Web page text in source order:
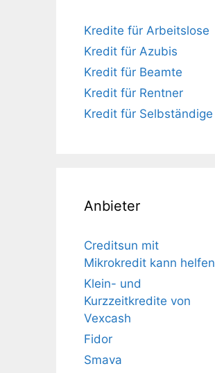
Kredite für Arbeitslose
Kredit für Azubis
Kredit für Beamte
Kredit für Rentner
Kredit für Selbständige
Anbieter
Creditsun mit
Mikrokredit kann helfen
Klein- und
Kurzzeitkredite von
Vexcash
Fidor
Smava